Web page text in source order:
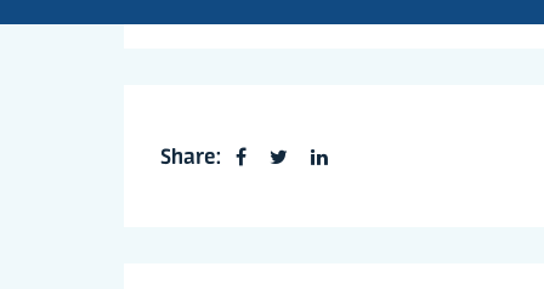
Share: